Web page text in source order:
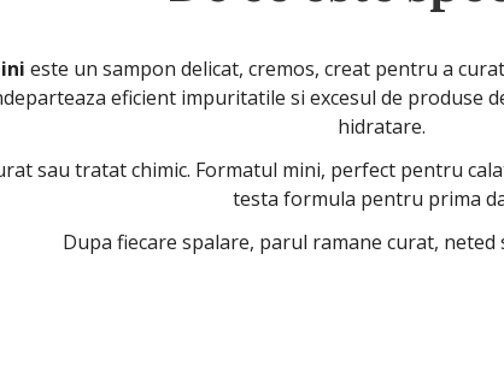
este un sampon delicat, cremos, creat pentru a
eficient impuritatile si excesul de produse
hidratare.
sau tratat chimic. Formatul mini, perfect pentru
testa formula pentru prima
Dupa fiecare spalare, parul ramane curat, neted